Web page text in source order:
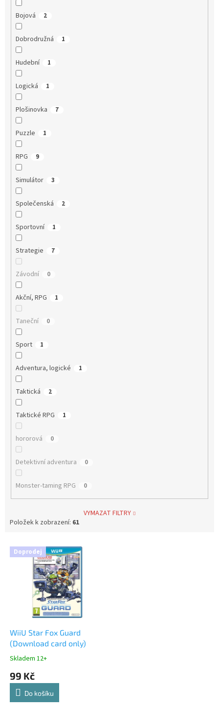
Bojová 2
Dobrodružná 1
Hudební 1
Logická 1
Plošinovka 7
Puzzle 1
RPG 9
Simulátor 3
Společenská 2
Sportovní 1
Strategie 7
Závodní 0
Akční, RPG 1
Taneční 0
Sport 1
Adventura, logické 1
Taktická 2
Taktické RPG 1
hororová 0
Detektivní adventura 0
Monster-taming RPG 0
VYMAZAT FILTRY
Položek k zobrazení: 61
V Doprodej
WiiU Star Fox Guard
(Download card only)
Skladem 12+
99 Kč
Do košíku